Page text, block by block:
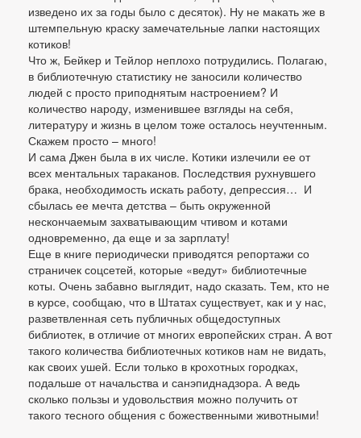
изведено их за годы было с десяток). Ну не макать же в
штемпельную краску замечательные лапки настоящих
котиков!
Что ж, Бейкер и Тейлор неплохо потрудились. Полагаю,
в библиотечную статистику не заносили количество
людей с просто приподнятым настроением? И
количество народу, изменившее взгляды на себя,
литературу и жизнь в целом тоже осталось неучтенным.
Скажем просто – много!
И сама Джен была в их числе. Котики излечили ее от
всех ментальных тараканов. Последствия рухнувшего
брака, необходимость искать работу, депрессия… И
сбылась ее мечта детства – быть окруженной
нескончаемым захватывающим чтивом и котами
одновременно, да еще и за зарплату!
Еще в книге периодически приводятся репортажи со
страничек соцсетей, которые «ведут» библиотечные
коты. Очень забавно выглядит, надо сказать. Тем, кто не
в курсе, сообщаю, что в Штатах существует, как и у нас,
разветвленная сеть публичных общедоступных
библиотек, в отличие от многих европейских стран. А вот
такого количества библиотечных котиков нам не видать,
как своих ушей. Если только в крохотных городках,
подальше от начальства и санэпиднадзора. А ведь
сколько пользы и удовольствия можно получить от
такого тесного общения с божественными животными!